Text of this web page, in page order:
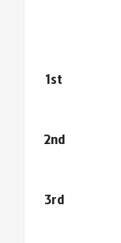
1st
2nd
3rd